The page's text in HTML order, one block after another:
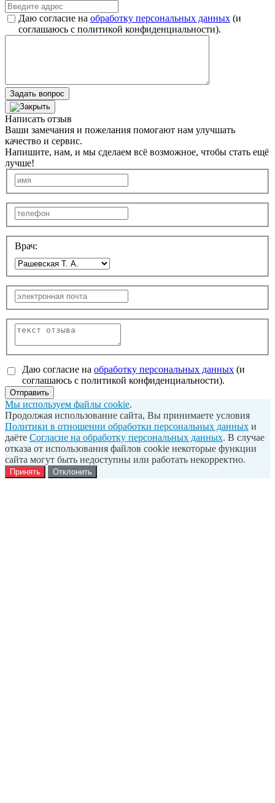
Даю согласие на обработку персональных данных(и
соглашаюсь с политикой конфиденциальности).
Задать вопрос
Написать отзыв
Ваши замечания и пожелания помогают нам улучшать
качество и сервис.
Напишите, нам, и мы сделаем всё возможное, чтобы стать ещё
лучше!
Врач:
Даю согласие на обработку персональных данных (и
соглашаюсь с политикой конфиденциальности).
Отправить
Мы используем файлы cookie.
Продолжая использование сайта, Вы принимаете условия
Политики в отношении обработки персональных данных и
даёте Согласие на обработку персональных данных. В случае
отказа от использования файлов cookie некоторые функции
сайта могут быть недоступны или работать некорректно.
Принять Отклонить